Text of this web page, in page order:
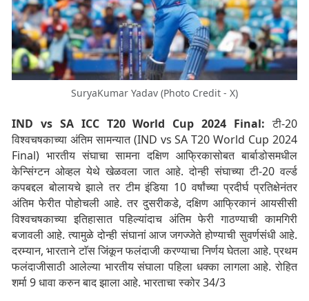
SuryaKumar Yadav (Photo Credit - X)
IND vs SA ICC T20 World Cup 2024 Final: टी-20
विश्वचषकाच्या अंतिम सामन्यात (IND vs SA T20 World Cup 2024
Final) भारतीय संघाचा सामना दक्षिण आफ्रिकासोबत बार्बाडोसमधील
केन्सिंग्टन ओव्हल येथे खेळवला जात आहे. दोन्ही संघाच्या टी-20 वर्ल्ड
कपबद्दल बोलायचे झाले तर टीम इंडिया 10 वर्षांच्या प्रदीर्घ प्रतिक्षेनंतर
अंतिम फेरीत पोहोचली आहे. तर दुसरीकडे, दक्षिण आफ्रिकानं आयसीसी
विश्वचषकाच्या इतिहासात पहिल्यांदाच अंतिम फेरी गाठण्याची कामगिरी
बजावली आहे. त्यामुळे दोन्ही संघानां आज जगज्जेते होण्याची सुवर्णसंधी आहे.
दरम्यान, भारताने टाॅस जिंकून फलंदाजी करण्याचा निर्णय घेतला आहे. प्रथम
फलंदाजीसाठी आलेल्या भारतीय संघाला पहिला धक्का लागला आहे. रोहित
शर्मा 9 धावा करुन बाद झाला आहे. भारताचा स्कोर 34/3